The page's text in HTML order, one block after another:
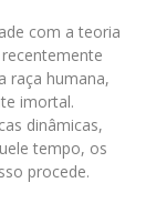
com a teoria
raça humana,
imortal.
dinâmicas,
tempo, os
procede.